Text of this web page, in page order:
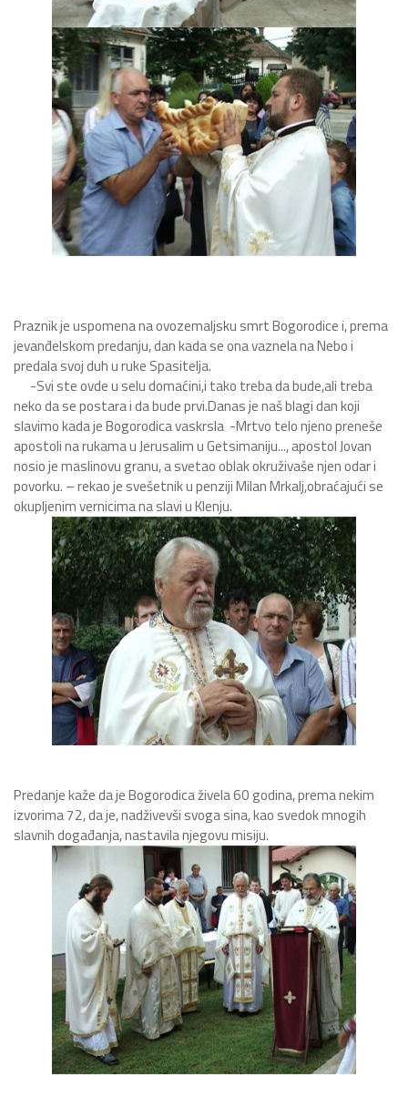
Praznik je uspomena na ovozemaljsku smrt Bogorodice i, prema
jevanđelskom predanju, dan kada se ona vaznela na Nebo i
predala svoj duh u ruke Spasitelja.
-Svi ste ovde u selu domaćini,i tako treba da bude,ali treba
neko da se postara i da bude prvi.Danas je naš blagi dan koji
slavimo kada je Bogorodica vaskrsla -Mrtvo telo njeno preneše
apostoli na rukama u Jerusalim u Getsimaniju..., apostol Jovan
nosio je maslinovu granu, a svetao oblak okruživaše njen odar i
povorku. – rekao je svešetnik u penziji Milan Mrkalj,obraćajući se
okupljenim vernicima na slavi u Klenju.
Predanje kaže da je Bogorodica živela 60 godina, prema nekim
izvorima 72, da je, nadživevši svoga sina, kao svedok mnogih
slavnih događanja, nastavila njegovu misiju.